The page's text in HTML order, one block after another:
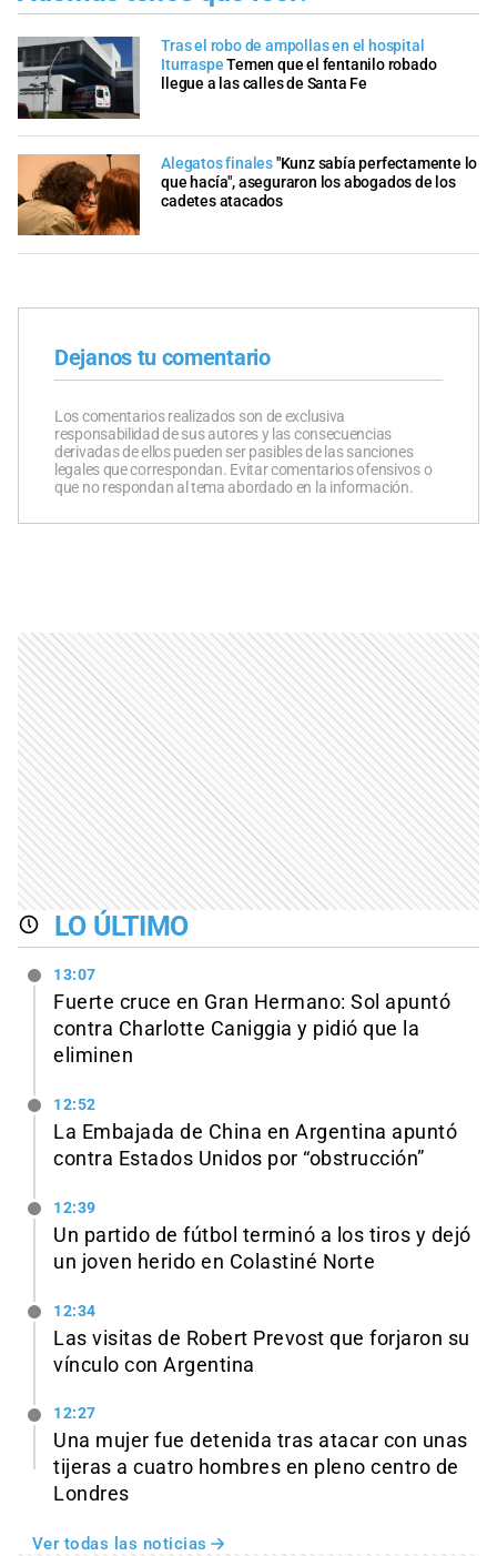
Tras el robo de ampollas en el hospital
IturraspeTemen que el fentanilo robado
llegue a las calles de Santa Fe
Alegatos finales"Kunz sabía perfectamente lo
que hacía", aseguraron los abogados de los
cadetes atacados
Dejanos tu comentario
Los comentarios realizados son de exclusiva
responsabilidad de sus autores y las consecuencias
derivadas de ellos pueden ser pasibles de las sanciones
legales que correspondan. Evitar comentarios ofensivos o
que no respondan al tema abordado en la información.
LO ÚLTIMO
13:07
Fuerte cruce en Gran Hermano: Sol apuntó
contra Charlotte Caniggia y pidió que la
eliminen
12:52
La Embajada de China en Argentina apuntó
contra Estados Unidos por “obstrucción”
12:39
Un partido de fútbol terminó a los tiros y dejó
un joven herido en Colastiné Norte
12:34
Las visitas de Robert Prevost que forjaron su
vínculo con Argentina
12:27
Una mujer fue detenida tras atacar con unas
tijeras a cuatro hombres en pleno centro de
Londres
Ver todas las noticias